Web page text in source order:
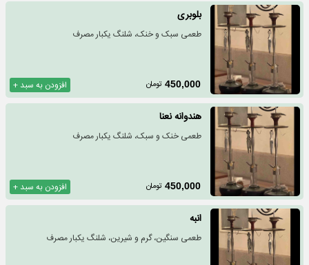
بلوبری
طعمی سبک‌ و خنک، شلنگ یکبار مصرف
افزودن به سبد + 450,000 تومان
هندوانه نعنا
طعمی خنک و سبک، شلنگ یکبار مصرف
افزودن به سبد + 450,000 تومان
انبه
طعمی سنگین، گرم و شیرین، شلنگ یکبار مصرف